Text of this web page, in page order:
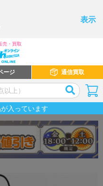
表示
売・買取
ージ 通信買取
入っています